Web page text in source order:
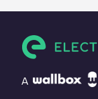
A